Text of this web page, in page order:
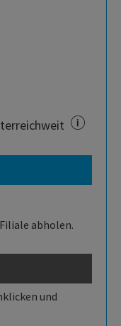
abholen.
und